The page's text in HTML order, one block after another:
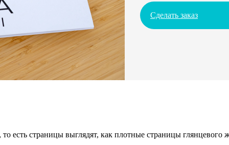
Сделать заказ
есть страницы выглядят, как плотные страницы глянцевого